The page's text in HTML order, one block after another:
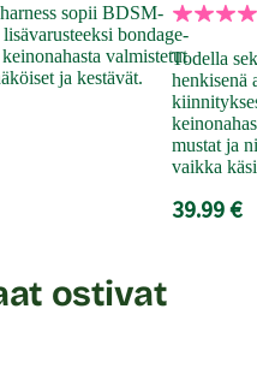
sopii BDSM-
bondage-
valmistetut
ja kestävät.
Todella
henkisenä
mustat ja
vaikka
39.99 €
ostivat